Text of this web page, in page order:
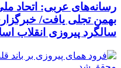
بهمن تجلی یافت/
سالگرد پیروزی انقلاب